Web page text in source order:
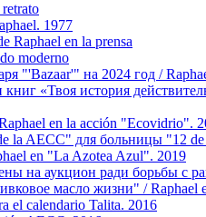
1977
Raphael en la prensa
moderno
"'Bazaar'" на 2024 год /
«Твоя история
en la acción "Ecovidrio".
la AECC" для больницы "12
en "La Azotea Azul". 2019
на аукцион ради борьбы с
масло жизни" / Raphael
el calendario Talita. 2016